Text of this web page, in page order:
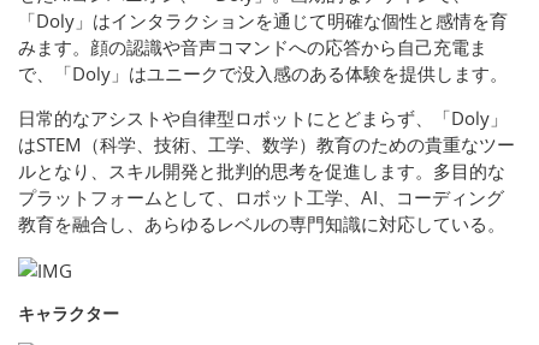
「Doly」はインタラクションを通じて明確な個性と感情を育
みます。顔の認識や音声コマンドへの応答から自己充電ま
で、「Doly」はユニークで没入感のある体験を提供します。
日常的なアシストや自律型ロボットにとどまらず、「Doly」
はSTEM（科学、技術、工学、数学）教育のための貴重なツー
ルとなり、スキル開発と批判的思考を促進します。多目的な
プラットフォームとして、ロボット工学、AI、コーディング
教育を融合し、あらゆるレベルの専門知識に対応している。
キャラクター